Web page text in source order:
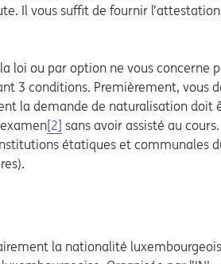
Il vous suffit de fournir
loi ou par option ne vous concerne
3 conditions. Premièrement, vous
la demande de naturalisation
[2] sans avoir assisté au
étatiques et communales
la nationalité